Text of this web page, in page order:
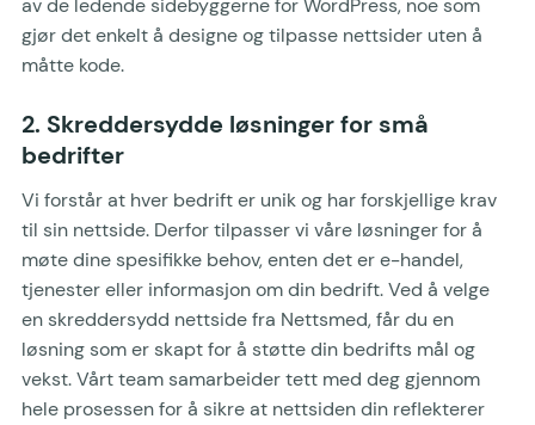
av de ledende sidebyggerne for WordPress, noe som
gjør det enkelt å designe og tilpasse nettsider uten å
måtte kode.
2. Skreddersydde løsninger for små
bedrifter
Vi forstår at hver bedrift er unik og har forskjellige krav
til sin nettside. Derfor tilpasser vi våre løsninger for å
møte dine spesifikke behov, enten det er e-handel,
tjenester eller informasjon om din bedrift. Ved å velge
en skreddersydd nettside fra Nettsmed, får du en
løsning som er skapt for å støtte din bedrifts mål og
vekst. Vårt team samarbeider tett med deg gjennom
hele prosessen for å sikre at nettsiden din reflekterer